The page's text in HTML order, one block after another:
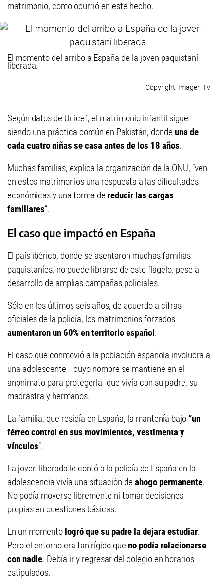
matrimonio, como ocurrió en este hecho.
El momento del arribo a España de la joven paquistaní
liberada.
Imagen TV
Según datos de Unicef, el matrimonio infantil sigue
siendo una práctica común en Pakistán, donde una de
cada cuatro niñas se casa antes de los 18 años.
Muchas familias, explica la organización de la ONU, “ven
en estos matrimonios una respuesta a las dificultades
económicas y una forma de reducir las cargas
familiares”.
El caso que impactó en España
El país ibérico, donde se asentaron muchas familias
paquistaníes, no puede librarse de este flagelo, pese al
desarrollo de amplias campañas policiales.
Sólo en los últimos seis años, de acuerdo a cifras
oficiales de la policía, los matrimonios forzados
aumentaron un 60% en territorio español.
El caso que conmovió a la población española involucra a
una adolescente –cuyo nombre se mantiene en el
anonimato para protegerla- que vivía con su padre, su
madrastra y hermanos.
La familia, que residía en España, la mantenía bajo “un
férreo control en sus movimientos, vestimenta y
vínculos”.
La joven liberada le contó a la policía de España en la
adolescencia vivía una situación de ahogo permanente.
No podía moverse libremente ni tomar decisiones
propias en cuestiones básicas.
En un momento logró que su padre la dejara estudiar.
Pero el entorno era tan rígido que no podía relacionarse
con nadie. Debía ir y regresar del colegio en horarios
estipulados.